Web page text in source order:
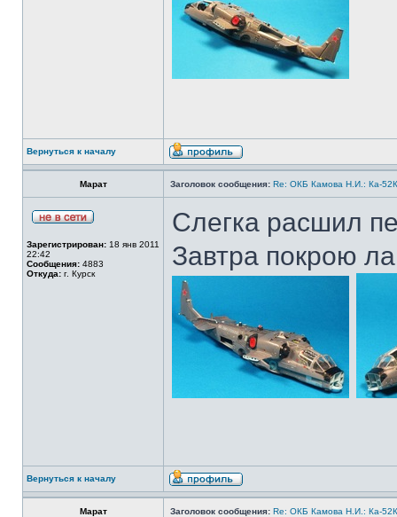
Вернуться к началу
Марат Заголовок сообщения: Re: ОКБ Камова Н.И.: Ка-
Зарегистрирован: 18 янв 2011
22:42
Сообщения: 4883
Откуда: г. Курск
Слегка расшил
Завтра покрою
Вернуться к началу
Марат Заголовок сообщения: Re: ОКБ Камова Н.И.: Ка-